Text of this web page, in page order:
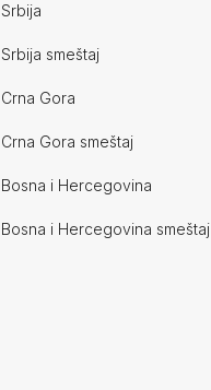
Srbija
Srbija smeštaj
Crna Gora
Crna Gora smeštaj
Bosna i Hercegovina
Bosna i Hercegovina smeštaj